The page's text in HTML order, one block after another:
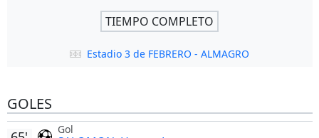
TIEMPO COMPLETO
Estadio 3 de FEBRERO - ALMAGRO
GOLES
Gol